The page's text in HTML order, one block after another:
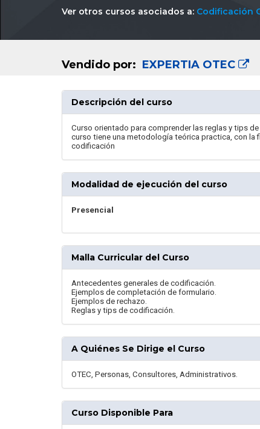
Ver otros cursos asociados a: Codificación
Vendido por: EXPERTIA OTEC
Descripción del curso
Curso orientado para comprender las reglas y tips
curso tiene una metodología teórica practica, con
codificación
Modalidad de ejecución del curso
Presencial
Malla Curricular del Curso
Antecedentes generales de codificación.
Ejemplos de completación de formulario.
Ejemplos de rechazo.
Reglas y tips de codificación.
A Quiénes Se Dirige el Curso
OTEC, Personas, Consultores, Administrativos.
Curso Disponible Para